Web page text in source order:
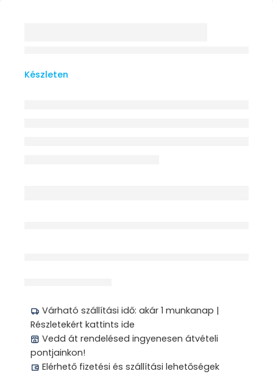
Készleten
Várható szállítási idő: akár 1 munkanap |
Részletekért kattints ide
Vedd át rendelésed ingyenesen átvételi
pontjainkon!
Elérhető fizetési és szállítási lehetőségek